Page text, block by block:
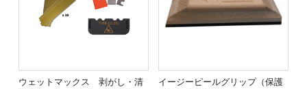
ウェットマックス 剥がし・清
イージーピールグリップ（保護